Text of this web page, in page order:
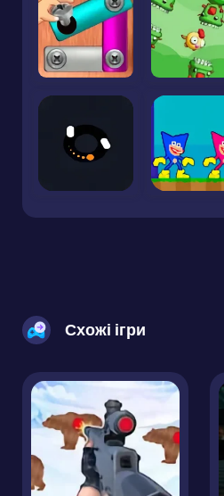
Схожі ігри